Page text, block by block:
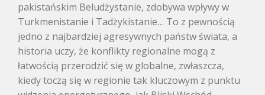
pakistańskim Beludżystanie, zdobywa wpływy w
Turkmenistanie i Tadżykistanie… To z pewnością
jedno z najbardziej agresywnych państw świata, a
historia uczy, że konflikty regionalne mogą z
łatwością przerodzić się w globalne, zwłaszcza,
kiedy toczą się w regionie tak kluczowym z punktu